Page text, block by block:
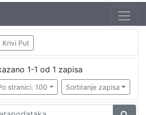
Krivi Put
1-1 od 1 zapisa
stranici: 100 Sortiranje zapisa